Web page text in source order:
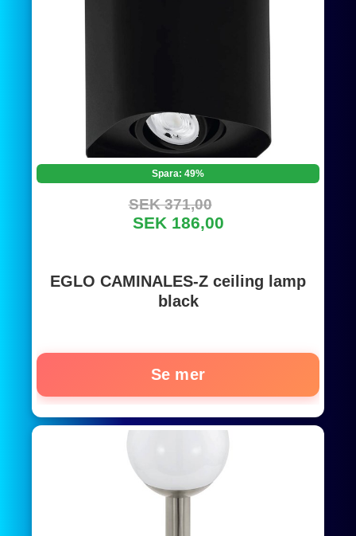
Spara: 49%
SEK 371,00
SEK 186,00
EGLO CAMINALES-Z ceiling lamp
black
Se mer